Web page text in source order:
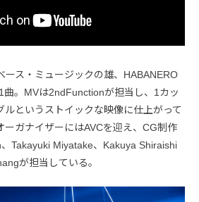
ース・ミュージックの雄、HABANERO
曲。MVは2ndFunctionが担当し、1カッ
ルというストイックな映像に仕上がって
ーガナイザーにはAVCを迎え、CG制作
Takayuki Miyatake、Kakuya Shiraishi
が担当している。